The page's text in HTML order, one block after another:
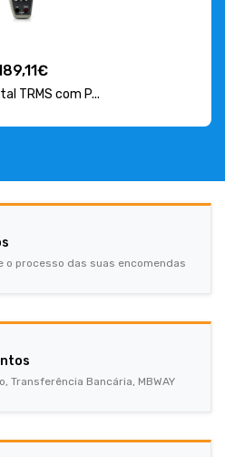
TRMS com P...
o processo das suas encomendas
Transferência Bancária, MBWAY